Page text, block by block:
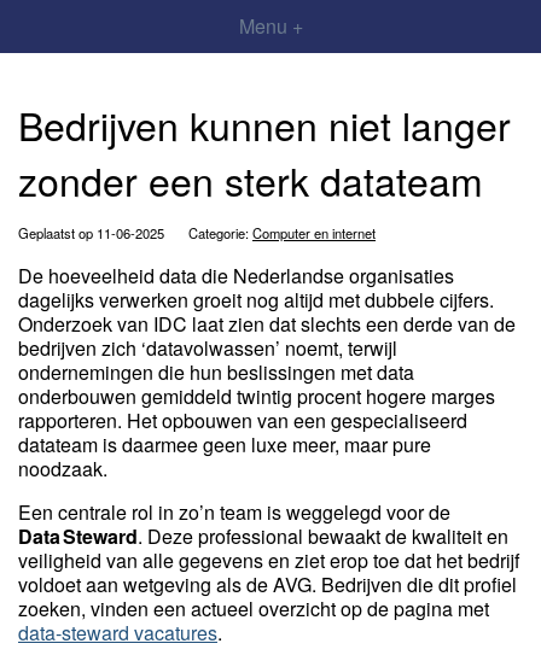
Menu +
Bedrijven kunnen niet langer
zonder een sterk datateam
Geplaatst op 11-06-2025 Categorie:Computer en internet
De hoeveelheid data die Nederlandse organisaties
dagelijks verwerken groeit nog altijd met dubbele cijfers.
Onderzoek van IDC laat zien dat slechts een derde van de
bedrijven zich ‘datavolwassen’ noemt, terwijl
ondernemingen die hun beslissingen met data
onderbouwen gemiddeld twintig procent hogere marges
rapporteren. Het opbouwen van een gespecialiseerd
datateam is daarmee geen luxe meer, maar pure
noodzaak.
Een centrale rol in zo’n team is weggelegd voor de
Data Steward. Deze professional bewaakt de kwaliteit en
veiligheid van alle gegevens en ziet erop toe dat het bedrijf
voldoet aan wetgeving als de AVG. Bedrijven die dit profiel
zoeken, vinden een actueel overzicht op de pagina met
data‑steward vacatures.